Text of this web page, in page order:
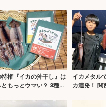
特権『イカの沖干し』は
もっとウマい？ 3種の
イカメタル
カ連発！ 関